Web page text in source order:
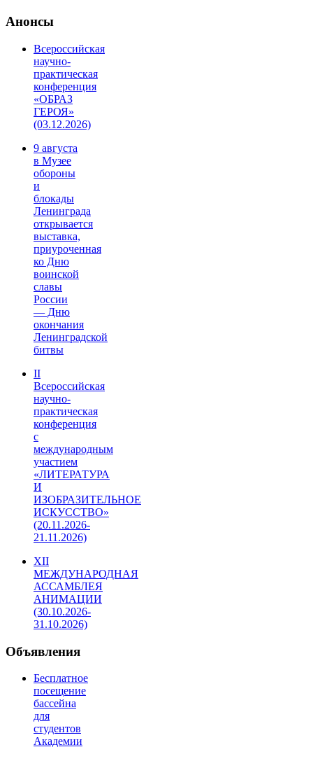
Анонсы
Всероссийская
научно-
практическая
конференция
«ОБРАЗ
ГЕРОЯ»
(03.12.2026)
9 августа
в Музее
обороны
и
блокады
Ленинграда
открывается
выставка,
приуроченная
ко Дню
воинской
славы
России
— Дню
окончания
Ленинградской
битвы
II
Всероссийская
научно-
практическая
конференция
с
международным
участием
«ЛИТЕРАТУРА
И
ИЗОБРАЗИТЕЛЬНОЕ
ИСКУССТВО»
(20.11.2026-
21.11.2026)
XII
МЕЖДУНАРОДНАЯ
АССАМБЛЕЯ
АНИМАЦИИ
(30.10.2026-
31.10.2026)
Объявления
Бесплатное
посещение
бассейна
для
студентов
Академии